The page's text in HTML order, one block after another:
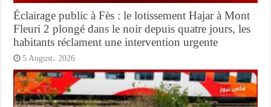
Éclairage public à Fès : le lotissement Hajar à Mont
Fleuri 2 plongé dans le noir depuis quatre jours, les
habitants réclament une intervention urgente
5 August، 2026